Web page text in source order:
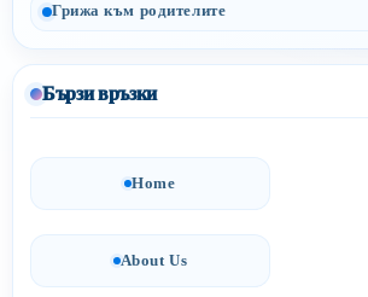
Грижа към родителите
Бързи връзки
Home
About Us